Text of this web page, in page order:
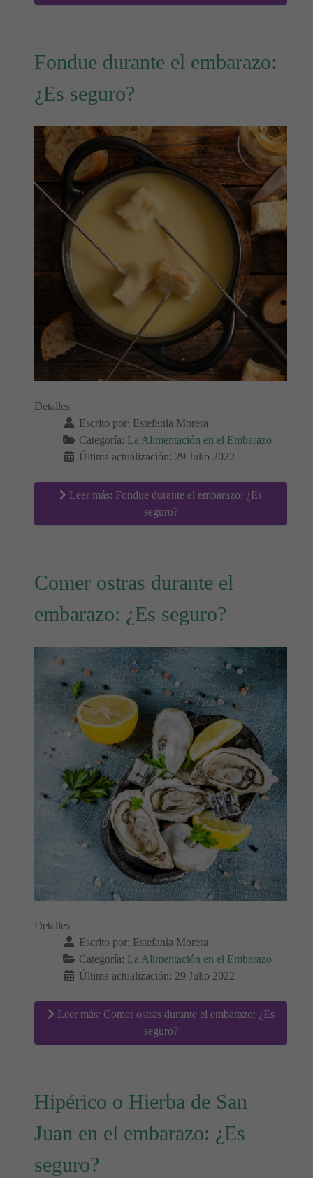
Fondue durante el embarazo:
¿Es seguro?
Detalles
Escrito por: Estefanía Morera
Categoría: La Alimentación en el Embarazo
Última actualización: 29 Julio 2022
Leer más: Fondue durante el embarazo: ¿Es
seguro?
Comer ostras durante el
embarazo: ¿Es seguro?
Detalles
Escrito por: Estefanía Morera
Categoría: La Alimentación en el Embarazo
Última actualización: 29 Julio 2022
Leer más: Comer ostras durante el embarazo: ¿Es
seguro?
Hipérico o Hierba de San
Juan en el embarazo: ¿Es
seguro?